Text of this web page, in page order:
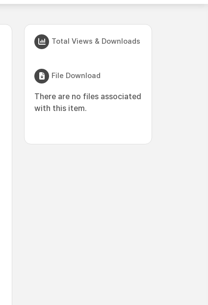
Total Views & Downloads
File Download
There are no files associated
with this item.